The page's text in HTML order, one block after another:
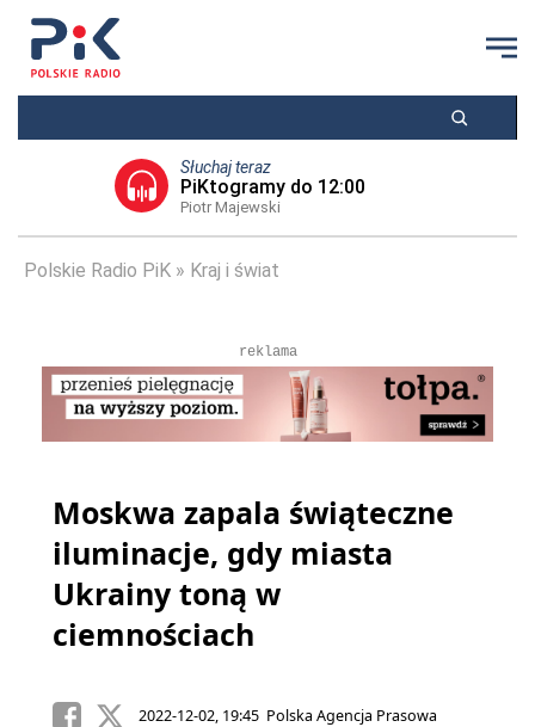
Słuchaj teraz
PiKtogramy do 12:00
Piotr Majewski
Polskie Radio PiK Kraj i świat
reklama
Moskwa zapala świąteczne
iluminacje, gdy miasta
Ukrainy toną w
ciemnościach
2022-12-02, 19:45 Polska Agencja Prasowa